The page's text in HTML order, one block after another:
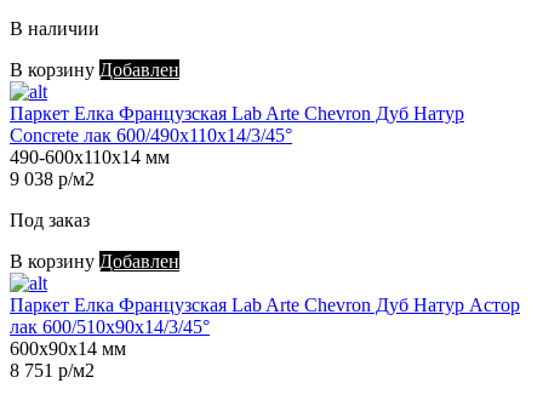
В наличии
В корзину Добавлен
Паркет Елка Французская Lab Arte Chevron Дуб Натур
Concrete лак 600/490х110х14/3/45°
490-600х110х14 мм
9 038 р/м2
Под заказ
В корзину Добавлен
Паркет Елка Французская Lab Arte Chevron Дуб Натур Астор
лак 600/510х90х14/3/45°
600х90х14 мм
8 751 р/м2